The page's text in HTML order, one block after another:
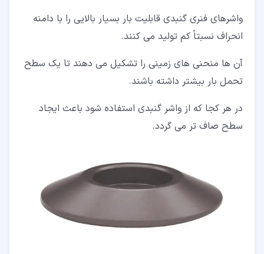
واشرهای فنری گنبدی قابلیت بار بسیار بالایی را با دامنه
انحراف نسبتاً کم تولید می کنند.
آن ها منحنی های زمینی را تشکیل می دهند تا یک سطح
تحمل بار بیشتر داشته باشند.
در هر کجا که از واشر گنبدی استفاده شود باعث ایجاد
سطح صاف تر می گردد.